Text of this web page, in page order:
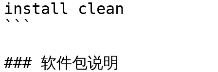
install clean
```
### 软件包说明